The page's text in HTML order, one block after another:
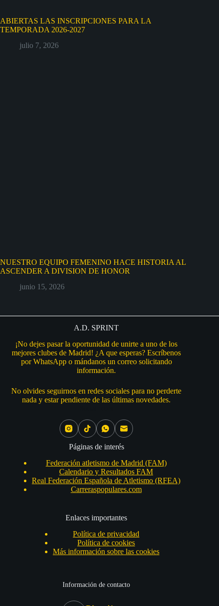
ABIERTAS LAS INSCRIPCIONES PARA LA
TEMPORADA 2026-2027
julio 7, 2026
NUESTRO EQUIPO FEMENINO HACE HISTORIA AL
ASCENDER A DIVISION DE HONOR
junio 15, 2026
A.D. SPRINT
¡No dejes pasar la oportunidad de unirte a uno de los
mejores clubes de Madrid! ¿A que esperas? Escríbenos
por WhatsApp o mándanos un correo solicitando
información.
No olvides seguirnos en redes sociales para no perderte
nada y estar pendiente de las últimas novedades.
Páginas de interés
Federación atletismo de Madrid (FAM)
Calendario y Resultados FAM
Real Federación Española de Atletismo (RFEA)
Carreraspopulares.com
Enlaces importantes
Política de privacidad
Política de cookies
Más información sobre las cookies
Información de contacto